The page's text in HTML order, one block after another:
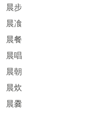
晨步
晨飡
晨餐
晨唱
晨朝
晨炊
晨爨